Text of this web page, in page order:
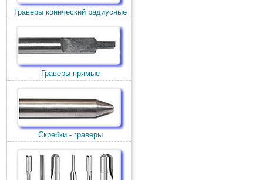
Граверы конический радиусные
Граверы прямые
Скребки - граверы